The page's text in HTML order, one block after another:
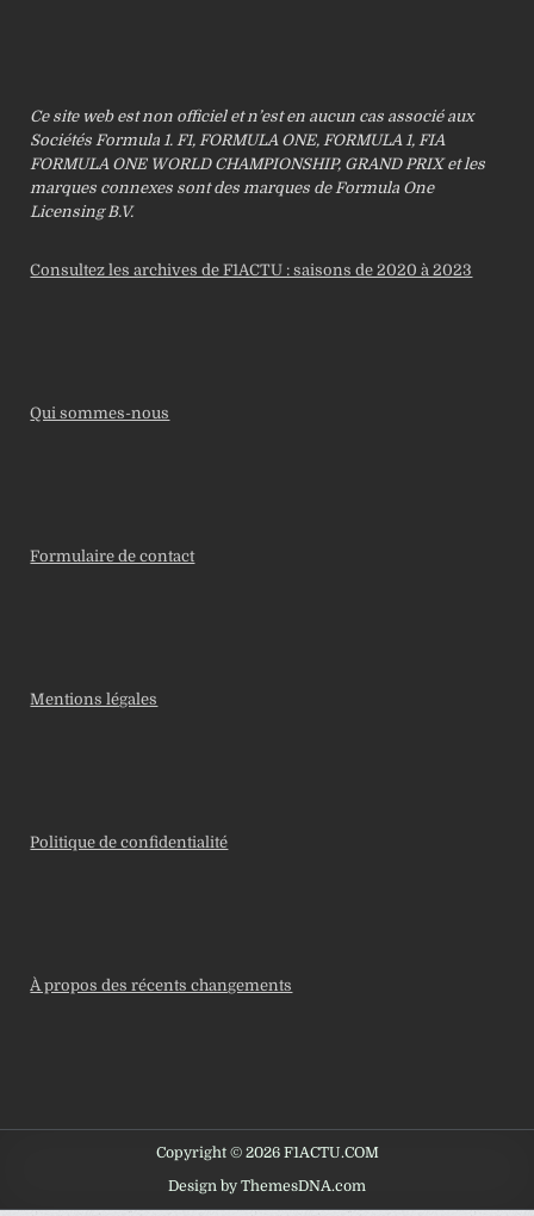
Ce site web est non officiel et n’est en aucun cas associé aux
Sociétés Formula 1. F1, FORMULA ONE, FORMULA 1, FIA
FORMULA ONE WORLD CHAMPIONSHIP, GRAND PRIX et les
marques connexes sont des marques de Formula One
Licensing B.V.
Consultez les archives de F1ACTU : saisons de 2020 à 2023
Qui sommes-nous
Formulaire de contact
Mentions légales
Politique de confidentialité
À propos des récents changements
Copyright © 2026 F1ACTU.COM
Design by ThemesDNA.com